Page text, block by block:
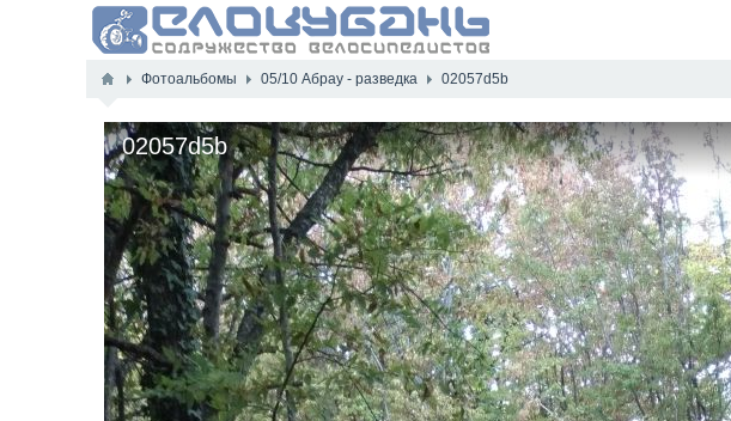
Фотоальбомы 05/10 Абрау - разведка 02057d5b
02057d5b